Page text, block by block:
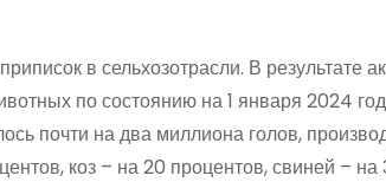
в сельхозотрасли. В результате
по состоянию на 1 января 2024
почти на два миллиона голов,
коз – на 20 процентов, свиней –